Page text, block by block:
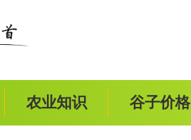
农业知识 谷子价格